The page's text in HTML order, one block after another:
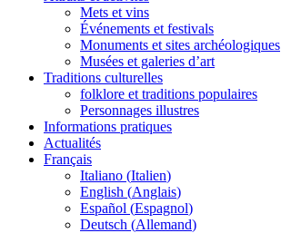
Mets et vins
Événements et festivals
Monuments et sites archéologiques
Musées et galeries d’art
Traditions culturelles
folklore et traditions populaires
Personnages illustres
Informations pratiques
Actualités
Français
Italiano (Italien)
English (Anglais)
Español (Espagnol)
Deutsch (Allemand)